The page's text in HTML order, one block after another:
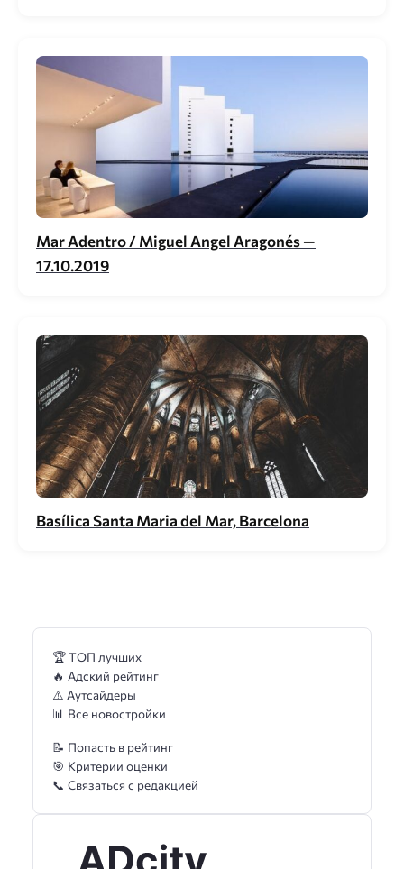
Mar Adentro / Miguel Angel Aragonés —
17.10.2019
Basílica Santa Maria del Mar, Barcelona
🏆 ТОП лучших
🔥 Адский рейтинг
⚠️ Аутсайдеры
📊 Все новостройки
📝 Попасть в рейтинг
🎯 Критерии оценки
📞 Связаться с редакцией